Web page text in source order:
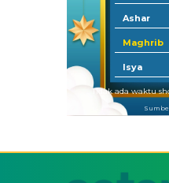
Ashar
Maghrib
Isya
Tidak ada waktu